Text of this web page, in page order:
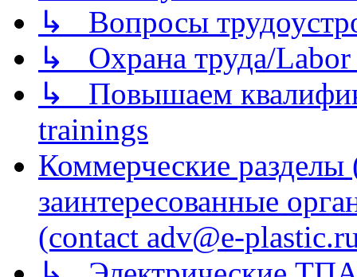
↳ Вопросы
↳ Охрана труда/Labor
↳ Повышаем
trainings
Коммерческие
заинтересованные
(contact adv@e-